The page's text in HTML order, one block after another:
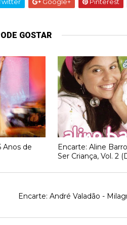
GOSTAR
Anos de
Encarte: Aline
Ser Criança, Vol. 2
Encarte: André Valadão -